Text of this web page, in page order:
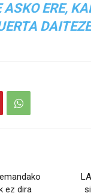
ASKO ERE,
ez dira